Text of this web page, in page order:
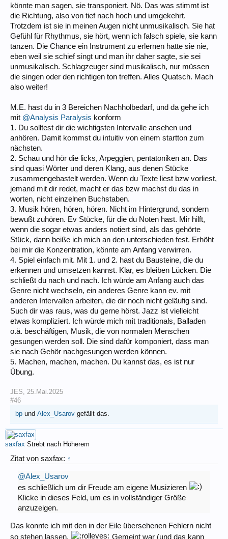
könnte man sagen, sie transponiert. Nö. Das was stimmt ist
die Richtung, also von tief nach hoch und umgekehrt.
Trotzdem ist sie in meinen Augen nicht unmusikalisch. Sie hat
Gefühl für Rhythmus, sie hört, wenn ich falsch spiele, sie kann
tanzen. Die Chance ein Instrument zu erlernen hatte sie nie,
eben weil sie schief singt und man ihr daher sagte, sie sei
unmusikalisch. Schlagzeuger sind musikalisch, nur müssen
die singen oder den richtigen ton treffen. Alles Quatsch. Mach
also weiter!
M.E. hast du in 3 Bereichen Nachholbedarf, und da gehe ich
mit @Analysis Paralysis konform
1. Du solltest dir die wichtigsten Intervalle ansehen und
anhören. Damit kommst du intuitiv von einem startton zum
nächsten.
2. Schau und hör die licks, Arpeggien, pentatoniken an. Das
sind quasi Wörter und deren Klang, aus denen Stücke
zusammengebastelt werden. Wenn du Texte liest bzw vorliest,
jemand mit dir redet, macht er das bzw machst du das in
worten, nicht einzelnen Buchstaben.
3. Musik hören, hören, hören. Nicht im Hintergrund, sondern
bewußt zuhören. Ev Stücke, für die du Noten hast. Mir hilft,
wenn die sogar etwas anders notiert sind, als das gehörte
Stück, dann beiße ich mich an den unterschieden fest. Erhöht
bei mir die Konzentration, könnte am Anfang verwirren.
4. Spiel einfach mit. Mit 1. und 2. hast du Bausteine, die du
erkennen und umsetzen kannst. Klar, es bleiben Lücken. Die
schließt du nach und nach. Ich würde am Anfang auch das
Genre nicht wechseln, ein anderes Genre kann ev. mit
anderen Intervallen arbeiten, die dir noch nicht geläufig sind.
Such dir was raus, was du gerne hörst. Jazz ist vielleicht
etwas kompliziert. Ich würde mich mit traditionals, Balladen
o.ä. beschäftigen, Musik, die von normalen Menschen
gesungen werden soll. Die sind dafür komponiert, dass man
sie nach Gehör nachgesungen werden können.
5. Machen, machen, machen. Du kannst das, es ist nur
Übung.
JES
25.Mai.2025
#46
bp und Alex_Usarov gefällt das.
saxfax Strebt nach Höherem
Zitat von saxfax: ↑
@Alex_Usarov
es schließlich um dir Freude am eigene Musizieren
Klicke in dieses Feld, um es in vollständiger Größe
anzuzeigen.
Das konnte ich mit den in der Eile übersehenen Fehlern nicht
so stehen lassen.
Gemeint war (und das kann